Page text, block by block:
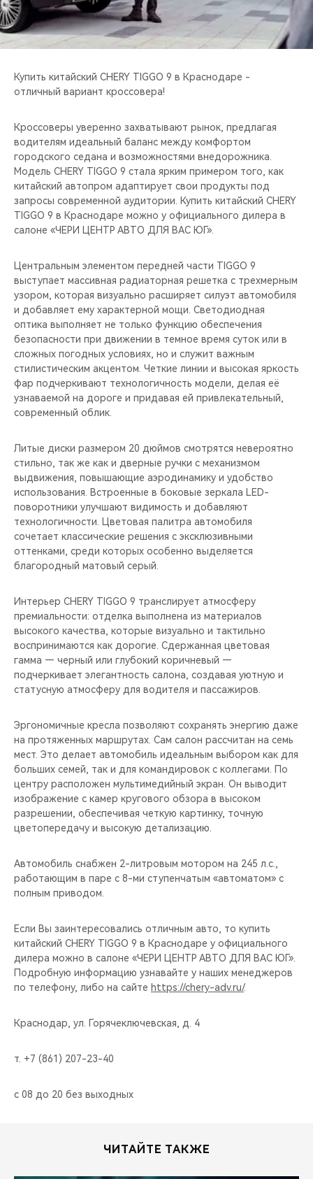
CHERY И СПОРТ
НАШИ МЕРОПРИЯТИЯ
CHERY ДЛЯ ДЕТЕЙ
Купить китайский CHERY TIGGO 9 в Краснодаре -
отличный вариант кроссовера!
Кроссоверы уверенно захватывают рынок, предлагая
водителям идеальный баланс между комфортом
городского седана и возможностями внедорожника.
Модель CHERY TIGGO 9 стала ярким примером того, как
китайский автопром адаптирует свои продукты под
запросы современной аудитории. Купить китайский CHERY
TIGGO 9 в Краснодаре можно у официального дилера в
салоне «ЧЕРИ ЦЕНТР АВТО ДЛЯ ВАС ЮГ».
Центральным элементом передней части TIGGO 9
выступает массивная радиаторная решетка с трехмерным
узором, которая визуально расширяет силуэт автомобиля
и добавляет ему характерной мощи. Светодиодная
оптика выполняет не только функцию обеспечения
безопасности при движении в темное время суток или в
сложных погодных условиях, но и служит важным
стилистическим акцентом. Четкие линии и высокая яркость
фар подчеркивают технологичность модели, делая её
узнаваемой на дороге и придавая ей привлекательный,
современный облик.
Литые диски размером 20 дюймов смотрятся невероятно
стильно, так же как и дверные ручки с механизмом
выдвижения, повышающие аэродинамику и удобство
использования. Встроенные в боковые зеркала LED-
поворотники улучшают видимость и добавляют
технологичности. Цветовая палитра автомобиля
сочетает классические решения с эксклюзивными
оттенками, среди которых особенно выделяется
благородный матовый серый.
Интерьер CHERY TIGGO 9 транслирует атмосферу
премиальности: отделка выполнена из материалов
высокого качества, которые визуально и тактильно
воспринимаются как дорогие. Сдержанная цветовая
гамма — черный или глубокий коричневый —
подчеркивает элегантность салона, создавая уютную и
статусную атмосферу для водителя и пассажиров.
Эргономичные кресла позволяют сохранять энергию даже
на протяженных маршрутах. Сам салон рассчитан на семь
мест. Это делает автомобиль идеальным выбором как для
больших семей, так и для командировок с коллегами. По
центру расположен мультимедийный экран. Он выводит
изображение с камер кругового обзора в высоком
разрешении, обеспечивая четкую картинку, точную
цветопередачу и высокую детализацию.
Автомобиль снабжен 2-литровым мотором на 245 л.с.,
работающим в паре с 8-ми ступенчатым «автоматом» с
полным приводом.
Если Вы заинтересовались отличным авто, то купить
китайский CHERY TIGGO 9 в Краснодаре у официального
дилера можно в салоне «ЧЕРИ ЦЕНТР АВТО ДЛЯ ВАС ЮГ».
Подробную информацию узнавайте у наших менеджеров
по телефону, либо на сайте https://chery-adv.ru/.
Краснодар, ул. Горячеключевская, д. 4
т. +7 (861) 207-23-40
с 08 до 20 без выходных
ЧИТАЙТЕ ТАКЖЕ